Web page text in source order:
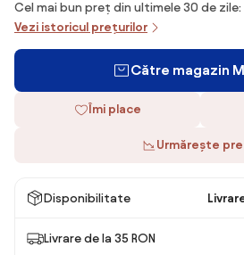
Cel mai bun preț din ultimele 30 de zile:
Vezi istoricul prețurilor
Către magazin
Îmi place
Urmărește
Disponibilitate
Livrare de la 35 RON